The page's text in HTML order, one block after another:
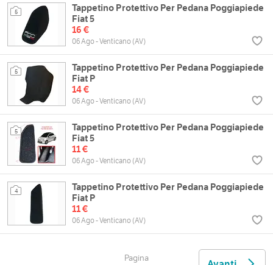
5
Tappetino Protettivo Per Pedana Poggiapiede
Fiat 5
16 €
06 Ago - Venticano (AV)
5
Tappetino Protettivo Per Pedana Poggiapiede
Fiat P
14 €
06 Ago - Venticano (AV)
5
Tappetino Protettivo Per Pedana Poggiapiede
Fiat 5
11 €
06 Ago - Venticano (AV)
4
Tappetino Protettivo Per Pedana Poggiapiede
Fiat P
11 €
06 Ago - Venticano (AV)
Pagina